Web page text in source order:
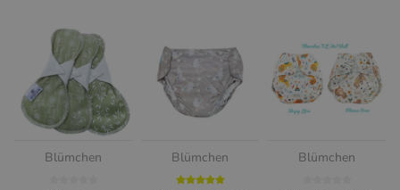
Blümchen Blümchen Blümchen